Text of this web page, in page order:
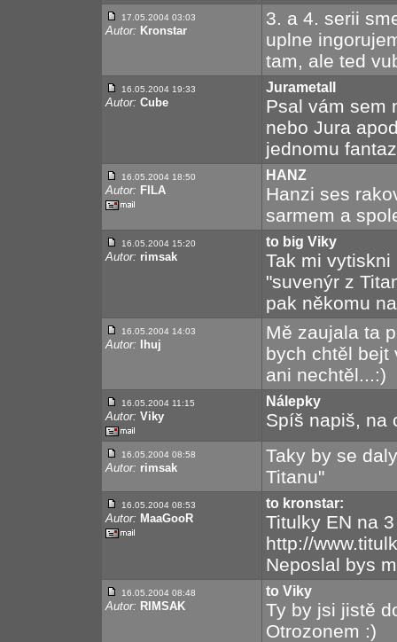
17.05.2004 03:03
Autor: Kronstar
3. a 4. serii
uplne
tam, ale ted
16.05.2004 19:33
Autor: Cube
Jurametall
Psal vám sem
nebo Jura
jednomu
16.05.2004 18:50
Autor: FILA
HANZ
Hanzi ses
sarmem a
16.05.2004 15:20
Autor: rimsak
to big Viky
Tak mi
"suvenýr z
pak někomu
16.05.2004 14:03
Autor: Ihuj
Mě zaujala ta
bych chtěl bejt
ani nechtěl...:)
16.05.2004 11:15
Autor: Viky
Nálepky
Spíš napiš, na
16.05.2004 08:58
Autor: rimsak
Taky by se
Titanu"
16.05.2004 08:53
Autor: MaaGooR
to kronstar:
Titulky EN na
http://
Neposlal bys
16.05.2004 08:48
Autor: RIMSAK
to Viky
Ty by jsi jistě
Otrozonem :)